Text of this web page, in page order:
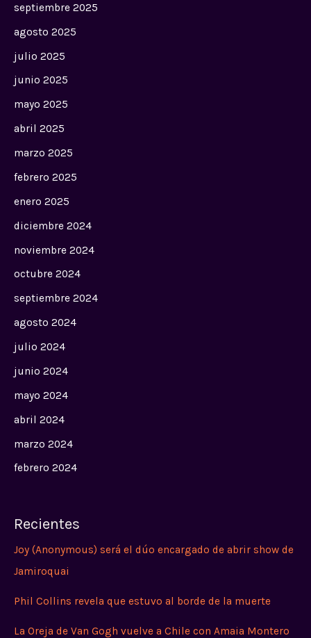
septiembre 2025
agosto 2025
julio 2025
junio 2025
mayo 2025
abril 2025
marzo 2025
febrero 2025
enero 2025
diciembre 2024
noviembre 2024
octubre 2024
septiembre 2024
agosto 2024
julio 2024
junio 2024
mayo 2024
abril 2024
marzo 2024
febrero 2024
Recientes
Joy (Anonymous) será el dúo encargado de abrir show de
Jamiroquai
Phil Collins revela que estuvo al borde de la muerte
La Oreja de Van Gogh vuelve a Chile con Amaia Montero